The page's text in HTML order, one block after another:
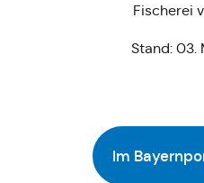
Fischerei
Stand: 03.
Im